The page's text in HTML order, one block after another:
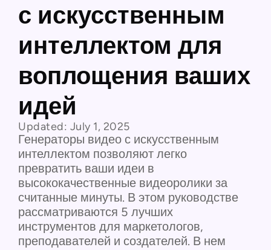
с искусственным
интеллектом для
воплощения ваших
идей
Updated: July 1, 2025
Генераторы видео с искусственным
интеллектом позволяют легко
превратить ваши идеи в
высококачественные видеоролики за
считанные минуты. В этом руководстве
рассматриваются 5 лучших
инструментов для маркетологов,
преподавателей и создателей. В нем